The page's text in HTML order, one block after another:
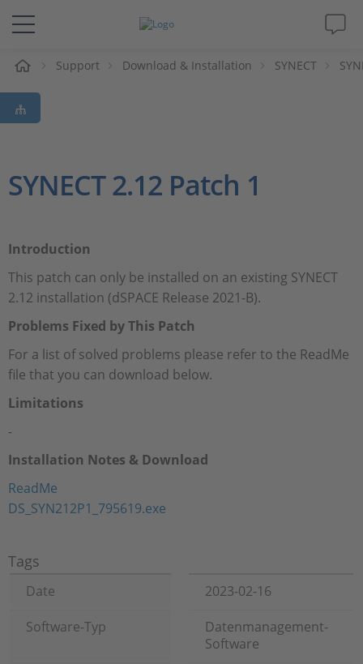
Lösungen & Produkte
Support
Unternehmen
Karriere
Support Download & Installation SYNECT
SYNECT 2.12 Patch 1
Introduction
This patch can only be installed on an existing SYNECT
2.12 installation (dSPACE Release 2021-B).
Problems Fixed by This Patch
For a list of solved problems please refer to the ReadMe
file that you can download below.
Limitations
-
Installation Notes & Download
ReadMe
DS_SYN212P1_795619.exe
Tags
Date
2023-02-16
Software-Typ
Datenmanagement-
Software